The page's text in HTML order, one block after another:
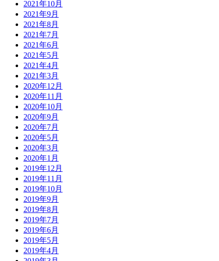
2021年10月
2021年9月
2021年8月
2021年7月
2021年6月
2021年5月
2021年4月
2021年3月
2020年12月
2020年11月
2020年10月
2020年9月
2020年7月
2020年5月
2020年3月
2020年1月
2019年12月
2019年11月
2019年10月
2019年9月
2019年8月
2019年7月
2019年6月
2019年5月
2019年4月